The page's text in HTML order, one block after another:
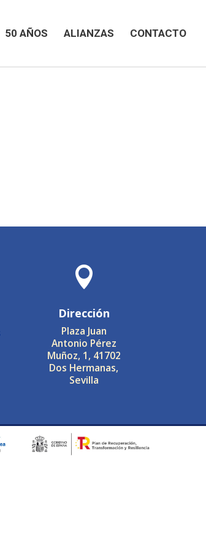
50 AÑOS ALIANZAS CONTACTO

Dirección
Plaza Juan
Antonio Pérez
Muñoz, 1, 41702
Dos Hermanas,
Sevilla